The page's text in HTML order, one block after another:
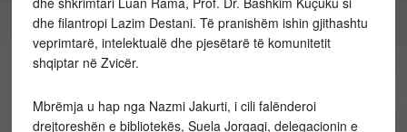
dhe filantropi Lazim Destani. Të pranishëm ishin gjithashtu
veprimtarë, intelektualë dhe pjesëtarë të komunitetit
shqiptar në Zvicër.
Mbrëmja u hap nga Nazmi Jakurti, i cili falënderoi
drejtoreshën e bibliotekës, Suela Jorgaqi, delegacionin e